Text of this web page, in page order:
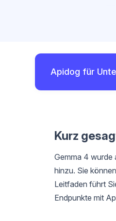
Apidog für
Kurz
Gemma 4 wurde
hinzu. Sie
Leitfaden führt
Endpunkte mit